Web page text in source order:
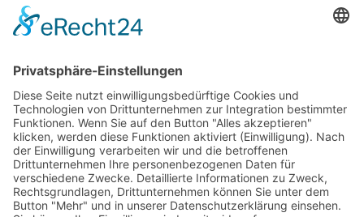
Betriebsferien
Wir befinden uns vom
19.12.2025 bis einschließlich 07.01.2026
in unseren Betriebsferien.